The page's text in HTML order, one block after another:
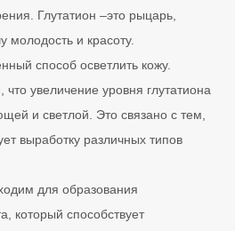
Глутатион –это рыцарь,
молодость и красоту.
способ осветлить кожу.
увеличение уровня глутатиона
и светлой. Это связано с тем,
выработку различных типов
для образования
который способствует